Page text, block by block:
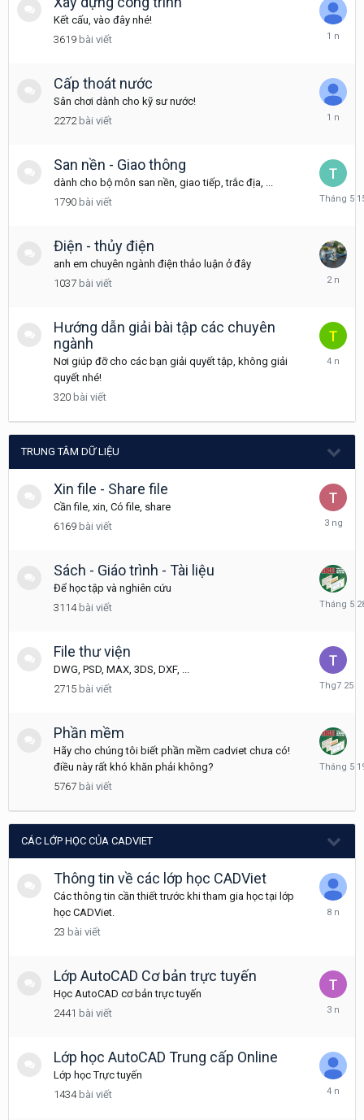
Kết cấu, vào đây nhé!
3619 bài viết
Tháng
2025
Cấp thoát nước
Sân chơi dành cho kỹ sư nước!
2272 bài viết
Tháng
2025
San nền - Giao thông
dành cho bộ môn san nền, giao tiếp, trắc địa, ...
1790 bài viết
Tháng
Điện - thủy điện
anh em chuyên ngành điện thảo luận ở đây
1037 bài viết
Tháng
2023
Hướng dẫn giải bài tập các chuyên
ngành
Nơi giúp đỡ cho các bạn giải quyết tập, không giải
quyết nhé!
320 bài viết
Tháng
TRUNG TÂM DỮ LIỆU
Xin file - Share file
Cần file, xin, Có file, share
6169 bài viết
Thursday
Sách - Giáo trình - Tài liệu
Để học tập và nghiên cứu
3114 bài viết
Tháng
File thư viện
DWG, PSD, MAX, 3DS, DXF, ...
2715 bài viết
Tháng
Phần mềm
Hãy cho chúng tôi biết phần mềm cadviet chưa có!
điều này rất khó khăn phải không?
5767 bài viết
Tháng
CÁC LỚP HỌC CỦA CADVIET
Thông tin về các lớp học CADViet
Các thông tin cần thiết trước khi tham gia học tại lớp
học CADViet.
23 bài viết
Tháng
Lớp AutoCAD Cơ bản trực tuyến
Học AutoCAD cơ bản trực tuyến
2441 bài viết
Tháng
2022
Lớp học AutoCAD Trung cấp Online
Lớp học Trực tuyến
1434 bài viết
Tháng